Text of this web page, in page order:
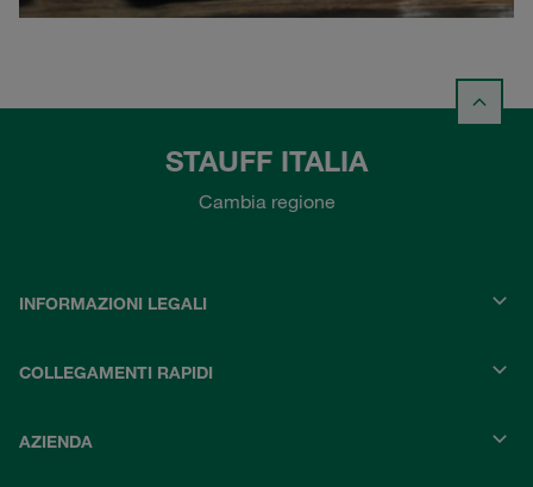
STAUFF ITALIA
Cambia regione
INFORMAZIONI LEGALI
COLLEGAMENTI RAPIDI
AZIENDA